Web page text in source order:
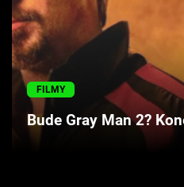
Hry
Cool Esport
Pořady
TV Program
FILMY
Bude Gray Man 2?